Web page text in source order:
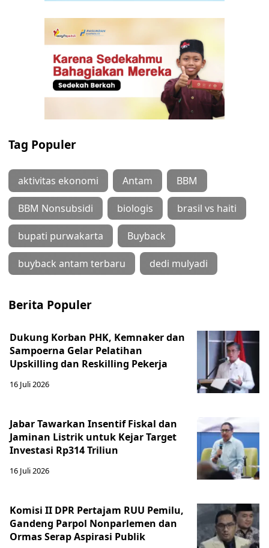
Tag Populer
aktivitas ekonomi Antam BBM
BBM Nonsubsidi biologis brasil vs haiti
bupati purwakarta Buyback
buyback antam terbaru dedi mulyadi
Berita Populer
Dukung Korban PHK, Kemnaker dan
Sampoerna Gelar Pelatihan
Upskilling dan Reskilling Pekerja
16 Juli 2026
Jabar Tawarkan Insentif Fiskal dan
Jaminan Listrik untuk Kejar Target
Investasi Rp314 Triliun
16 Juli 2026
Komisi II DPR Pertajam RUU Pemilu,
Gandeng Parpol Nonparlemen dan
Ormas Serap Aspirasi Publik